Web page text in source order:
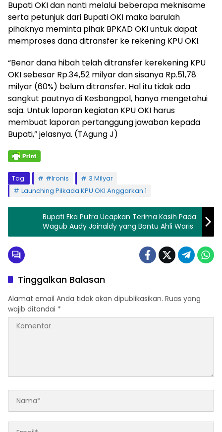
Bupati OKI dan nanti melalui beberapa meknisame
serta petunjuk dari Bupati OKI maka barulah
pihaknya meminta pihak BPKAD OKI untuk dapat
memproses dana ditransfer ke rekening KPU OKI.
“Benar dana hibah telah ditransfer kerekening KPU
OKI sebesar Rp.34,52 milyar dan sisanya Rp.51,78
milyar (60%) belum ditransfer. Hal itu tidak ada
sangkut pautnya di Kesbangpol, hanya mengetahui
saja. Untuk laporan kegiatan KPU OKI harus
membuat laporan pertanggung jawaban kepada
Bupati,” jelasnya. (TAgung J)
Tag: #Ironis
3 Milyar
Launching Pilkada KPU OKI Anggarkan 1
Bupati Eka Putra Ucapkan Terima Kasih Pada
Wagub Audy Joinaldy yang Bantu Ahli Waris
Tinggalkan Balasan
Alamat email Anda tidak akan dipublikasikan. Ruas yang
wajib ditandai *